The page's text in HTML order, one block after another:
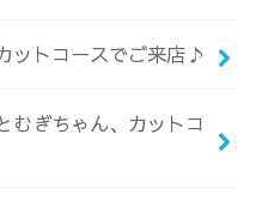
ットコースでご来店♪
むぎちゃん、カットコ